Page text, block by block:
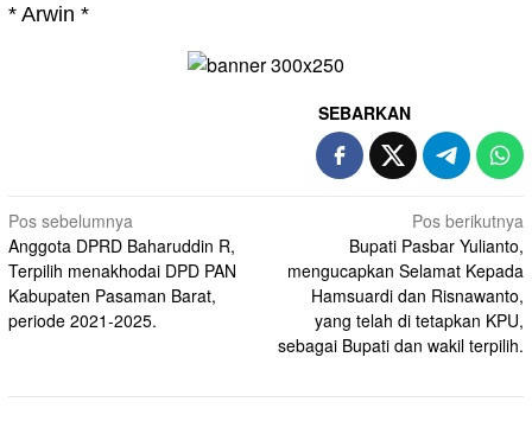
* Arwin *
SEBARKAN
Navigasi
pos
Pos sebelumnya
Anggota DPRD Baharuddin R,
Terpilih menakhodai DPD PAN
Kabupaten Pasaman Barat,
periode 2021-2025.
Pos berikutnya
Bupati Pasbar Yulianto,
mengucapkan Selamat Kepada
Hamsuardi dan Risnawanto,
yang telah di tetapkan KPU,
sebagai Bupati dan wakil terpilih.